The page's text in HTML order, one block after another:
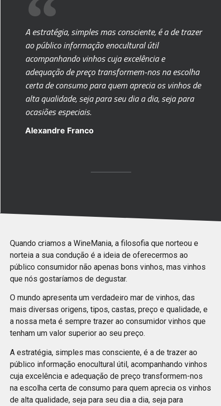
A estratégia, simples mas consciente, é a de trazer
ao público informação enocultural útil
acompanhando vinhos cuja excelência e
adequação de preço transformem-nos na escolha
certa de consumo para quem aprecia os vinhos de
alta qualidade, seja para seu dia a dia, seja para
ocasiões especiais.
Alexandre Franco
Quando criamos a WineMania, a filosofia que norteou e
norteia a sua condução é a ideia de oferecermos ao
público consumidor não apenas bons vinhos, mas vinhos
que nós gostaríamos de degustar.
O mundo apresenta um verdadeiro mar de vinhos, das
mais diversas origens, tipos, castas, preço e qualidade, e
a nossa meta é sempre trazer ao consumidor vinhos que
tenham um valor superior ao seu preço.
A estratégia, simples mas consciente, é a de trazer ao
público informação enocultural útil, acompanhando vinhos
cuja excelência e adequação de preço transformem-nos
na escolha certa de consumo para quem aprecia os vinhos
de alta qualidade, seja para seu dia a dia, seja para